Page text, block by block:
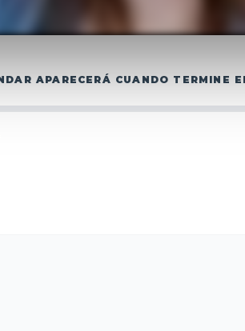
APARECERÁ CUANDO TERMINE